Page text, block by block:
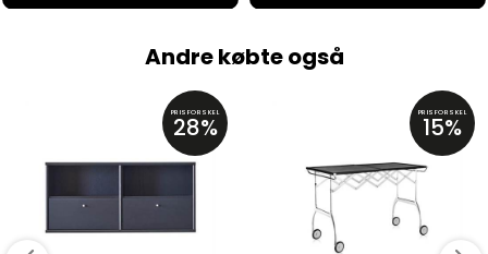
Andre købte også
PRISFORSKEL
28% PRISFORSKEL
15%